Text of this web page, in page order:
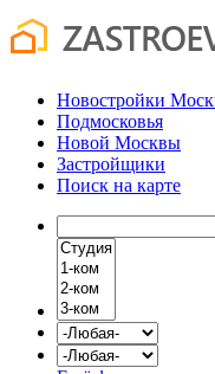
Новостройки
Подмосковья
Новой Москвы
Застройщики
Поиск на карте